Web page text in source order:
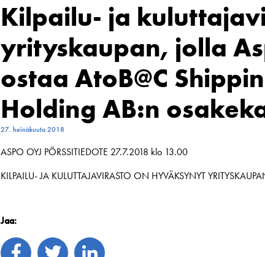
Kilpailu- ja
yrityskaupan, jolla
ostaa AtoB@C
Holding AB:n
27. heinäkuuta 2018
ASPO OYJ PÖRSSITIEDOTE 27.7.2018 klo 13.00
KILPAILU- JA KULUTTAJAVIRASTO ON HYVÄKSYNYT
Jaa: